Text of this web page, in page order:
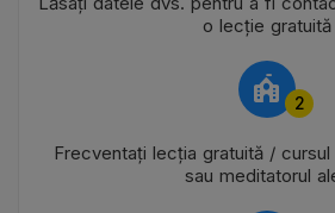
o lecție gratuită
2
Frecventați lecția gratuită /
sau meditatorul